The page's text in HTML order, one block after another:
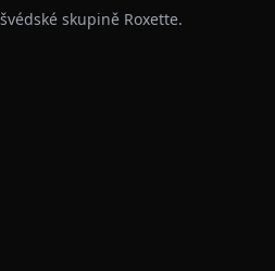
skupině Roxette.